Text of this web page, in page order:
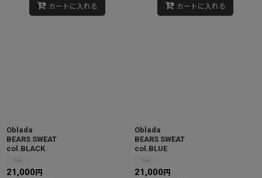
カートに入れる カートに入れる
Oblada
BEARS SWEAT
col.BLACK
21,000 円
Oblada
BEARS SWEAT
col.BLUE
21,000 円